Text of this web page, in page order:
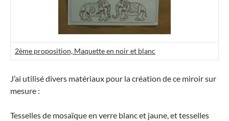
2ème proposition, Maquette en noir et blanc
J’ai utilisé divers matériaux pour la création de ce miroir sur
mesure :
Tesselles de mosaïque en verre blanc et jaune, et tesselles